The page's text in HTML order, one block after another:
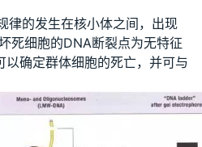
律的发生在核小体之间，出现
死细胞的DNA断裂点为无特征
以确定群体细胞的死亡，并可与